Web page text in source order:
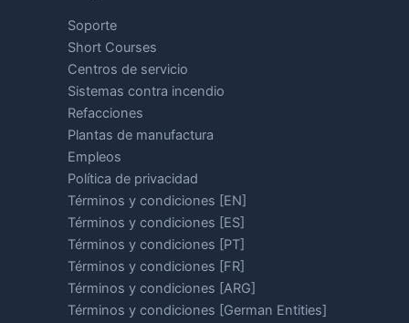
Soporte
Short Courses
Centros de servicio
Sistemas contra incendio
Refacciones
Plantas de manufactura
Empleos
Política de privacidad
Términos y condiciones [EN]
Términos y condiciones [ES]
Términos y condiciones [PT]
Términos y condiciones [FR]
Términos y condiciones [ARG]
Términos y condiciones [German Entities]